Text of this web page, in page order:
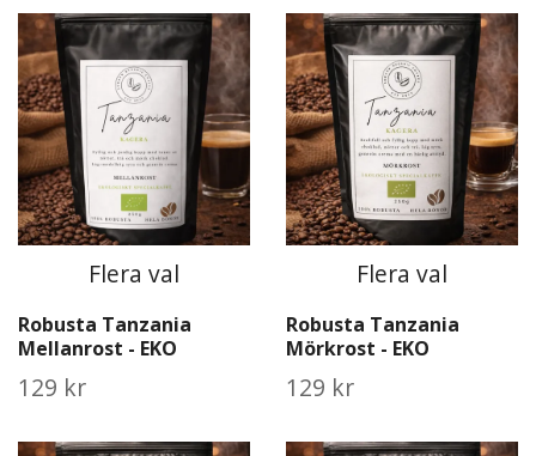
Flera val
Robusta Tanzania
Mellanrost - EKO
129 kr
Flera val
Robusta Tanzania
Mörkrost - EKO
129 kr